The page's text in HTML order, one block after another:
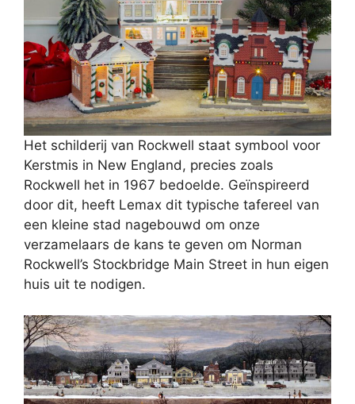
Het schilderij van Rockwell staat symbool voor
Kerstmis in New England, precies zoals
Rockwell het in 1967 bedoelde. Geïnspireerd
door dit, heeft Lemax dit typische tafereel van
een kleine stad nagebouwd om onze
verzamelaars de kans te geven om Norman
Rockwell’s Stockbridge Main Street in hun eigen
huis uit te nodigen.